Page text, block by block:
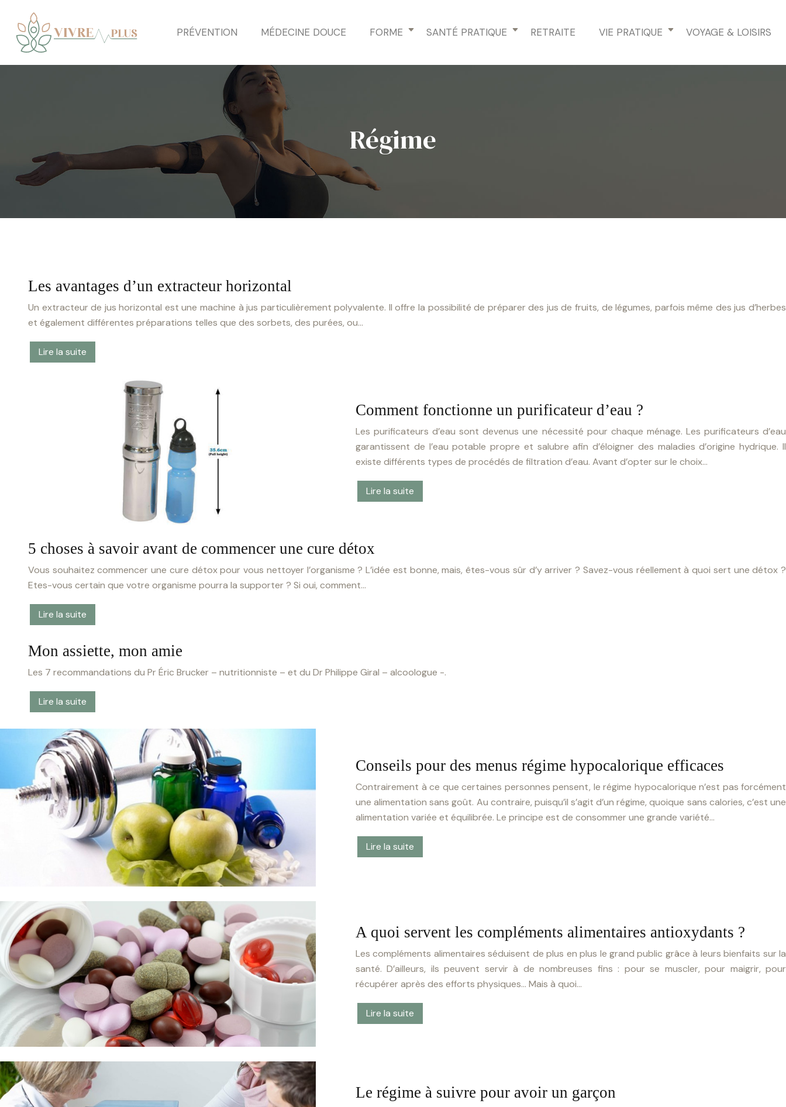
PRÉVENTION MÉDECINE DOUCE FORME SANTÉ PRATIQUE RETRAITE VIE PRATIQUE VOYAGE & LOISIRS
Régime
Les avantages d’un extracteur horizontal
Un extracteur de jus horizontal est une machine à jus particulièrement polyvalente. Il offre la possibilité de préparer des jus de fruits, de légumes, parfois même des jus d’herbes
et également différentes préparations telles que des sorbets, des purées, ou…
Lire la suite
Comment fonctionne un purificateur d’eau ?
Les purificateurs d’eau sont devenus une nécessité pour chaque ménage. Les purificateurs d’eau
garantissent de l’eau potable propre et salubre afin d’éloigner des maladies d’origine hydrique. Il
existe différents types de procédés de filtration d’eau. Avant d’opter sur le choix…
Lire la suite
5 choses à savoir avant de commencer une cure détox
Vous souhaitez commencer une cure détox pour vous nettoyer l’organisme ? L’idée est bonne, mais, êtes-vous sûr d’y arriver ? Savez-vous réellement à quoi sert une détox ?
Etes-vous certain que votre organisme pourra la supporter ? Si oui, comment…
Lire la suite
Mon assiette, mon amie
Les 7 recommandations du Pr Éric Brucker – nutritionniste – et du Dr Philippe Giral – alcoologue -.
Lire la suite
Conseils pour des menus régime hypocalorique efficaces
Contrairement à ce que certaines personnes pensent, le régime hypocalorique n’est pas forcément
une alimentation sans goût. Au contraire, puisqu’il s’agit d’un régime, quoique sans calories, c’est une
alimentation variée et équilibrée. Le principe est de consommer une grande variété…
Lire la suite
A quoi servent les compléments alimentaires antioxydants ?
Les compléments alimentaires séduisent de plus en plus le grand public grâce à leurs bienfaits sur la
santé. D’ailleurs, ils peuvent servir à de nombreuses fins : pour se muscler, pour maigrir, pour
récupérer après des efforts physiques… Mais à quoi…
Lire la suite
Le régime à suivre pour avoir un garçon